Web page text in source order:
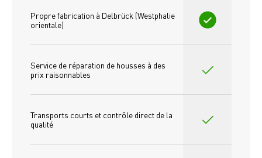
Propre fabrication à Delbrück (Westphalie
orientale)
Service de réparation de housses à des
prix raisonnables
Transports courts et contrôle direct de la
qualité